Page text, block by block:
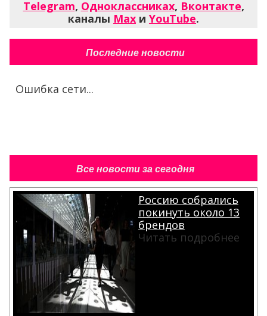
Telegram, Одноклассниках, Вконтакте,
каналы Max и YouTube.
Последние новости
Ошибка сети...
Все новости за сегодня
Россию собрались
покинуть около 13
брендов
Читать подробнее